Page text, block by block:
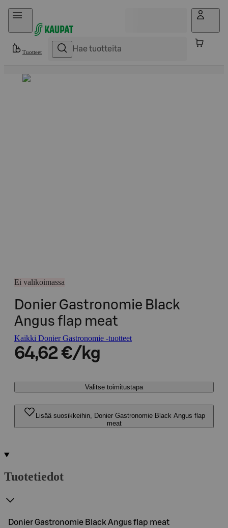
Hyppää sisältöön
Tuotteet
Ei valikoimassa
Donier Gastronomie Black
Angus flap meat
Kaikki Donier Gastronomie -tuotteet
64,62 €/kg
Valitse toimitustapa
Lisää suosikkeihin, Donier Gastronomie Black Angus flap
meat
Tuotetiedot
Donier Gastronomie Black Angus flap meat